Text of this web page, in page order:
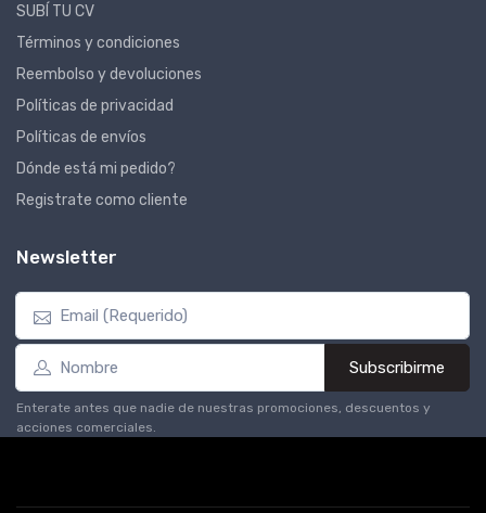
SUBÍ TU CV
Términos y condiciones
Reembolso y devoluciones
Políticas de privacidad
Políticas de envíos
Dónde está mi pedido?
Registrate como cliente
Newsletter
Subscribirme
Enterate antes que nadie de nuestras promociones, descuentos y
acciones comerciales.